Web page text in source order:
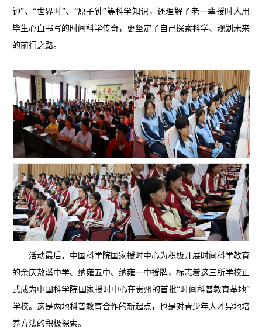
钟”、“世界时”、“原子钟”等科学知识，还理解了老一辈授时人用
毕生心血书写的时间科学传奇，更坚定了自己探索科学、规划未来
的前行之路。
活动最后，中国科学院国家授时中心为积极开展时间科学教育
的余庆敖溪中学、纳雍五中、纳雍一中授牌，标志着这三所学校正
式成为中国科学院国家授时中心在贵州的首批“时间科普教育基地”
学校。这是两地科普教育合作的新起点，也是对青少年人才异地培
养方法的积极探索。